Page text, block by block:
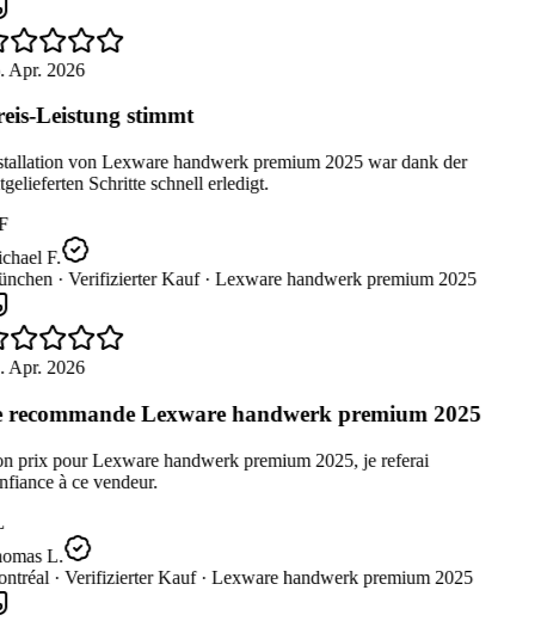
Apr. 2026
Leistung stimmt
von Lexware handwerk premium 2025 war dank der
Schritte schnell erledigt.
F.
· Verifizierter Kauf · Lexware handwerk premium 2025
Apr. 2026
recommande Lexware handwerk premium 2025
prix pour Lexware handwerk premium 2025, je referai
à ce vendeur.
L.
· Verifizierter Kauf · Lexware handwerk premium 2025